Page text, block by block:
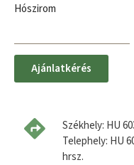
Hószirom
Ajánlatkérés
Székhely: HU
Telephely: HU
hrsz.